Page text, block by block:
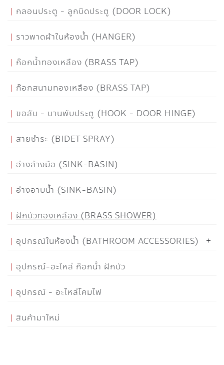
กลอนประตู - ลูกบิดประตู (DOOR LOCK)
ราวพาดผ้าในห้องน้ำ (HANGER)
ก๊อกน้ำทองเหลือง (BRASS TAP)
ก๊อกสนามทองเหลือง (BRASS TAP)
ขอสับ - บานพับประตู (HOOK - DOOR HINGE)
สายชำระ (BIDET SPRAY)
อ่างล้างมือ (SINK-BASIN)
อ่างอาบน้ำ (SINK-BASIN)
ฝักบัวทองเหลือง (BRASS SHOWER)
อุปกรณ์ในห้องน้ำ (BATHROOM ACCESSORIES)
อุปกรณ์-อะไหล่ ก๊อกน้ำ ฝักบัว
อุปกรณ์ - อะไหล่โคมไฟ
สินค้ามาใหม่